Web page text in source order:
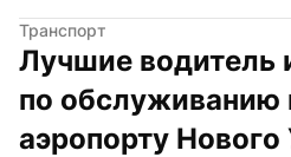
Транспорт
Лучшие водитель
по обслуживанию
аэропорту Нового